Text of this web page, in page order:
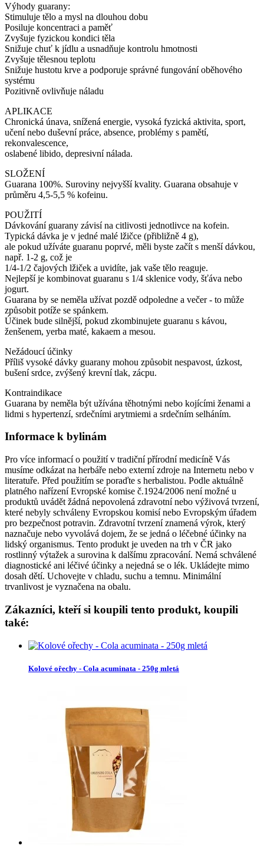
Výhody guarany:
Stimuluje tělo a mysl na dlouhou dobu
Posiluje koncentraci a paměť
Zvyšuje fyzickou kondici těla
Snižuje chuť k jídlu a usnadňuje kontrolu hmotnosti
Zvyšuje tělesnou teplotu
Snižuje hustotu krve a podporuje správné fungování oběhového
systému
Pozitivně ovlivňuje náladu
APLIKACE
Chronická únava, snížená energie, vysoká fyzická aktivita, sport,
učení nebo duševní práce, absence, problémy s pamětí,
rekonvalescence,
oslabené libido, depresivní nálada.
SLOŽENÍ
Guarana 100%. Suroviny nejvyšší kvality. Guarana obsahuje v
průměru 4,5-5,5 % kofeinu.
POUŽITÍ
Dávkování guarany závisí na citlivosti jednotlivce na kofein.
Typická dávka je v jedné malé lžičce (přibližně 4 g),
ale pokud užíváte guaranu poprvé, měli byste začít s menší dávkou,
např. 1-2 g, což je
1/4-1/2 čajových lžiček a uvidíte, jak vaše tělo reaguje.
Nejlepší je kombinovat guaranu s 1/4 sklenice vody, šťáva nebo
jogurt.
Guarana by se neměla užívat pozdě odpoledne a večer - to může
způsobit potíže se spánkem.
Účinek bude silnější, pokud zkombinujete guaranu s kávou,
ženšenem, yerba maté, kakaem a mesou.
Nežádoucí účinky
Příliš vysoké dávky guarany mohou způsobit nespavost, úzkost,
bušení srdce, zvýšený krevní tlak, zácpu.
Kontraindikace
Guarana by neměla být užívána těhotnými nebo kojícími ženami a
lidmi s hypertenzí, srdečními arytmiemi a srdečním selháním.
Informace k bylinám
Pro více informací o použití v tradiční přírodní medicíně Vás
musíme odkázat na herbáře nebo externí zdroje na Internetu nebo v
literatuře. Před použitím se poraďte s herbalistou. Podle aktuálně
platného nařízení Evropské komise č.1924/2006 není možné u
produktů uvádět žádná nepovolená zdravotní nebo výživová tvrzení,
které nebyly schváleny Evropskou komisí nebo Evropským úřadem
pro bezpečnost potravin. Zdravotní tvrzení znamená výrok, který
naznačuje nebo vyvolává dojem, že se jedná o léčebné účinky na
lidský organismus. Tento produkt je uveden na trh v ČR jako
rostlinný výtažek a surovina k dalšímu zpracování. Nemá schválené
diagnostické ani léčivé účinky a nejedná se o lék. Ukládejte mimo
dosah dětí. Uchovejte v chladu, suchu a temnu. Minimální
trvanlivost je vyznačena na obalu.
Zákazníci, kteří si koupili tento produkt, koupili
také:
Kolové ořechy - Cola acuminata - 250g mletá